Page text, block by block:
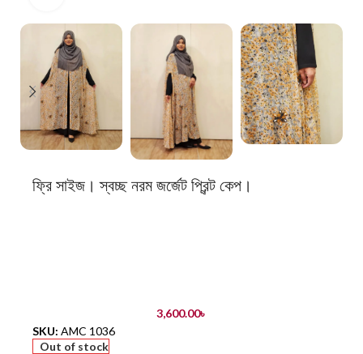
ফ্রি সাইজ। স্বচ্ছ নরম জর্জেট প্রিন্ট কেপ।
3,600.00৳
SKU: AMC 1036
Out of stock